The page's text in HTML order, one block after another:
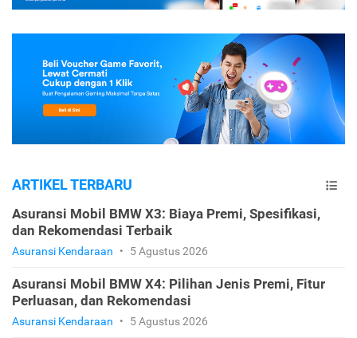
ARTIKEL TERBARU
Asuransi Mobil BMW X3: Biaya Premi, Spesifikasi,
dan Rekomendasi Terbaik
Asuransi Kendaraan • 5 Agustus 2026
Asuransi Mobil BMW X4: Pilihan Jenis Premi, Fitur
Perluasan, dan Rekomendasi
Asuransi Kendaraan • 5 Agustus 2026